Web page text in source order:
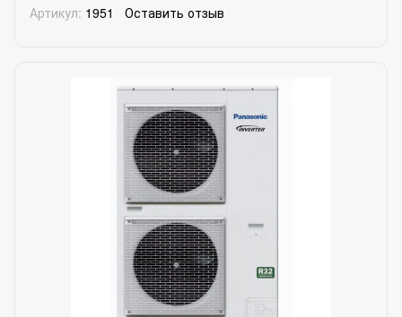
Артикул: 1951 Оставить отзыв